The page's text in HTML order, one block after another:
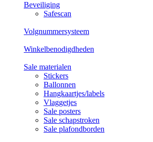
Beveiliging
Safescan
Volgnummersysteem
Winkelbenodigdheden
Sale materialen
Stickers
Ballonnen
Hangkaartjes/labels
Vlaggetjes
Sale posters
Sale schapstroken
Sale plafondborden